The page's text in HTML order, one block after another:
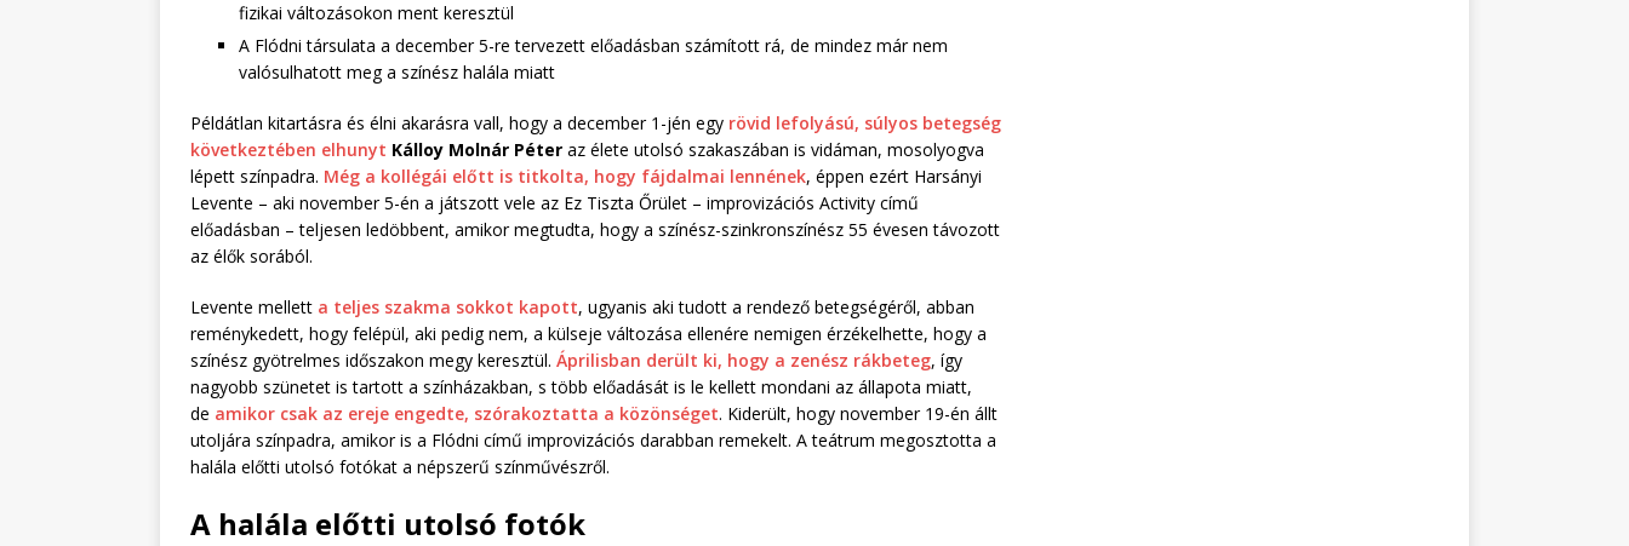
fizikai változásokon ment keresztül
A Flódni társulata a december 5-re tervezett előadásban számított rá, de mindez már nem
valósulhatott meg a színész halála miatt
Példátlan kitartásra és élni akarásra vall, hogy a december 1-jén egy rövid lefolyású, súlyos betegség
következtében elhunyt Kálloy Molnár Péter az élete utolsó szakaszában is vidáman, mosolyogva
lépett színpadra. Még a kollégái előtt is titkolta, hogy fájdalmai lennének, éppen ezért Harsányi
Levente – aki november 5-én a játszott vele az Ez Tiszta Őrület – improvizációs Activity című
előadásban – teljesen ledöbbent, amikor megtudta, hogy a színész-szinkronszínész 55 évesen távozott
az élők sorából.
Levente mellett a teljes szakma sokkot kapott, ugyanis aki tudott a rendező betegségéről, abban
reménykedett, hogy felépül, aki pedig nem, a külseje változása ellenére nemigen érzékelhette, hogy a
színész gyötrelmes időszakon megy keresztül. Áprilisban derült ki, hogy a zenész rákbeteg, így
nagyobb szünetet is tartott a színházakban, s több előadását is le kellett mondani az állapota miatt,
de amikor csak az ereje engedte, szórakoztatta a közönséget. Kiderült, hogy november 19-én állt
utoljára színpadra, amikor is a Flódni című improvizációs darabban remekelt. A teátrum megosztotta a
halála előtti utolsó fotókat a népszerű színművészről.
A halála előtti utolsó fotók